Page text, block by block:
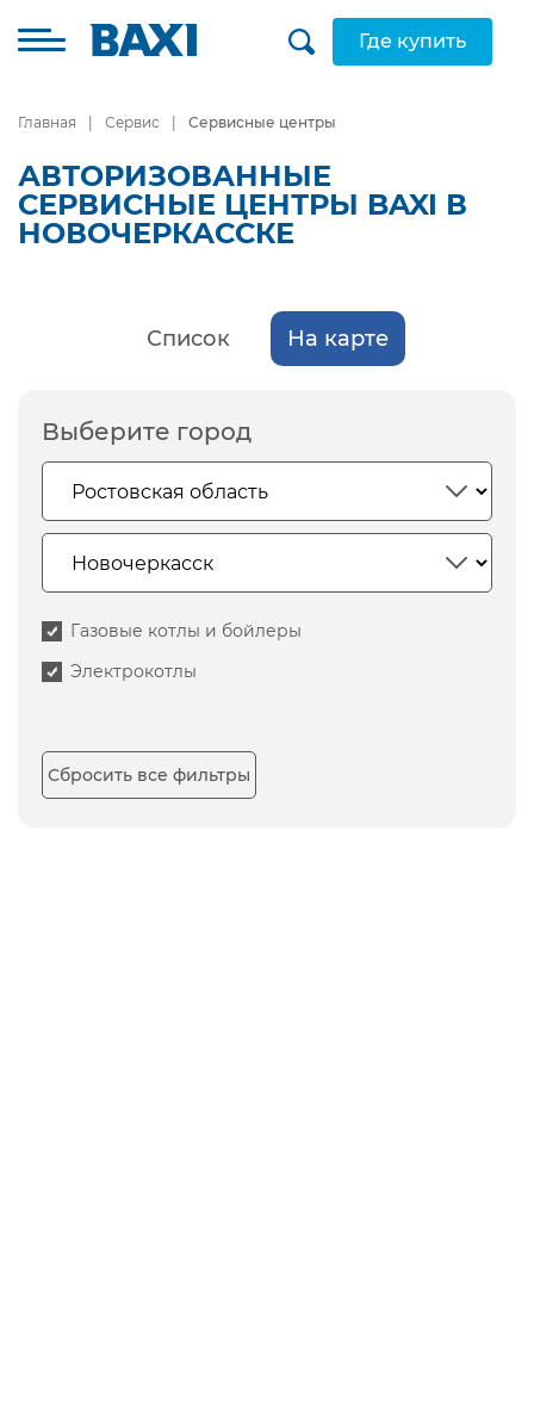
Где купить
Главная Сервис Сервисные центры
АВТОРИЗОВАННЫЕ
СЕРВИСНЫЕ ЦЕНТРЫ BAXI В
НОВОЧЕРКАССКЕ
Список На карте
Выберите город
Газовые котлы и бойлеры
Электрокотлы
Сбросить все фильтры